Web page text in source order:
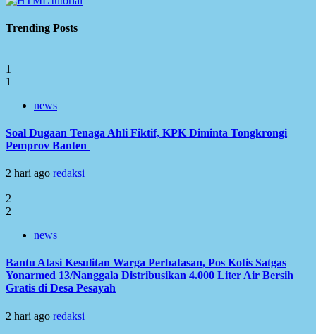
Trending Posts
1
1
news
Soal Dugaan Tenaga Ahli Fiktif, KPK Diminta Tongkrongi
Pemprov Banten
2 hari ago redaksi
2
2
news
Bantu Atasi Kesulitan Warga Perbatasan, Pos Kotis Satgas
Yonarmed 13/Nanggala Distribusikan 4.000 Liter Air Bersih
Gratis di Desa Pesayah
2 hari ago redaksi